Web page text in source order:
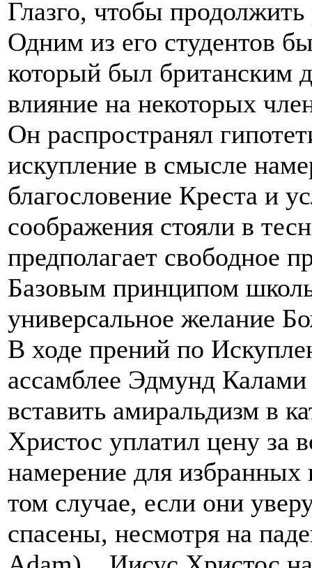
Глазго, чтобы продолжить
Одним из его студентов
который был британским
влияние на некоторых
Он распространял
искупление в смысле
благословение Креста и
соображения стояли в
предполагает свободное
Базовым принципом
универсальное желание
В ходе прений по
ассамблее Эдмунд
вставить амиральдизм в
Христос уплатил цену за
намерение для
том случае, если они
спасены, несмотря на